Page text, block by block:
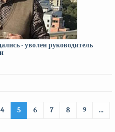
- уволен руководитель
4 5 6 7 8 9
...